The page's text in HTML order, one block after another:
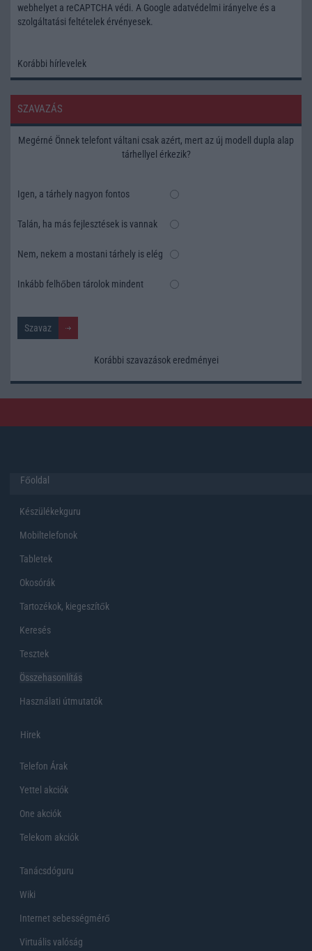
webhelyet a reCAPTCHA védi. A Google adatvédelmi irányelve és a
szolgáltatási feltételek érvényesek.
Korábbi hírlevelek
SZAVAZÁS
Megérné Önnek telefont váltani csak azért, mert az új modell dupla alap
tárhellyel érkezik?
Igen, a tárhely nagyon fontos
Talán, ha más fejlesztések is vannak
Nem, nekem a mostani tárhely is elég
Inkább felhőben tárolok mindent
Korábbi szavazások eredményei
Főoldal
Készülékekguru
Mobiltelefonok
Tabletek
Okosórák
Tartozékok, kiegeszítők
Keresés
Tesztek
Összehasonlítás
Használati útmutatók
Hirek
Telefon Árak
Yettel akciók
One akciók
Telekom akciók
Tanácsdóguru
Wiki
Internet sebességmérő
Virtuális valóság